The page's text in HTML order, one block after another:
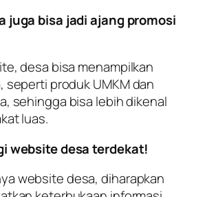
juga bisa jadi ajang promosi
desa bisa menampilkan
seperti produk UMKM dan
sehingga bisa lebih dikenal
luas.
website desa terdekat!
website desa, diharapkan